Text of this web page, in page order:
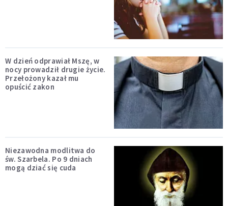
W dzień odprawiał Mszę, w
nocy prowadził drugie życie.
Przełożony kazał mu
opuścić zakon
Niezawodna modlitwa do
św. Szarbela. Po 9 dniach
mogą dziać się cuda